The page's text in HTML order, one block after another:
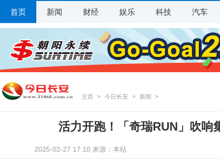
首页 新闻 财经 娱乐 科技 汽车
主页 > 今日长安 > 新闻 >
活力开跑！「奇瑞RUN」吹响
2025-02-27 17:10 来源：本站